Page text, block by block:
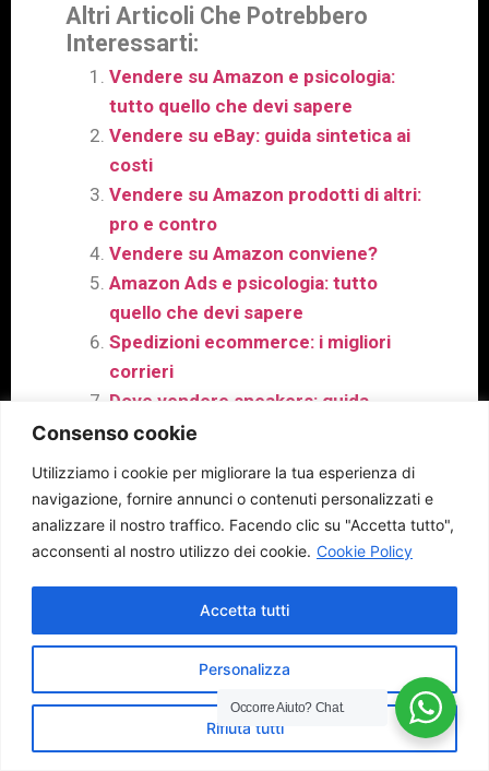
Consenso cookie
Utilizziamo i cookie per migliorare la tua esperienza di
navigazione, fornire annunci o contenuti personalizzati e
analizzare il nostro traffico. Facendo clic su "Accetta tutto",
acconsenti al nostro utilizzo dei cookie. Cookie Policy
Personalizza
Rifiuta tutti
Accetta tutti
Altri Articoli Che Potrebbero
Interessarti:
Vendere su Amazon e psicologia:
tutto quello che devi sapere
Vendere su eBay: guida sintetica ai
costi
Vendere su Amazon prodotti di altri:
pro e contro
Vendere su Amazon conviene?
Amazon Ads e psicologia: tutto
quello che devi sapere
Spedizioni ecommerce: i migliori
corrieri
Dove vendere sneakers: guida
pratica
pratica
Vendere su Etsy: chi può farlo e
come si fa
Occorre Aiuto?Chat.